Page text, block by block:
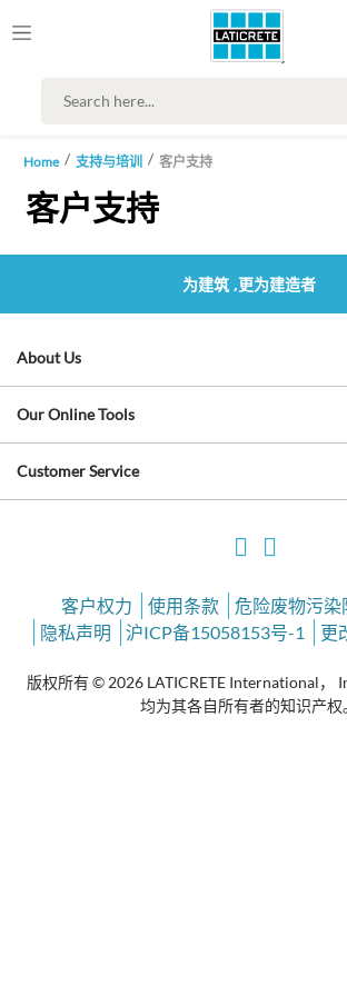
Home 支持与培训 客户支持
客户支持
为建筑 ,更为建造者
About Us
Our Online Tools
Customer Service
客户权力 使用条款
危险废物污染
隐私声明
沪ICP备15058153号-1 更
版权所有 © 2026 LATICRETE International，
均为其各自所有者的知识产权